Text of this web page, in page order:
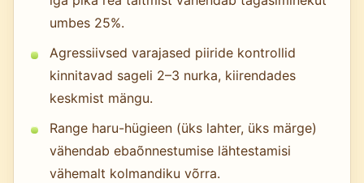
umbes 25%.
Agressiivsed varajased piiride kontrollid
kinnitavad sageli 2–3 nurka, kiirendades
keskmist mängu.
Range haru-hügieen (üks lahter, üks märge)
vähendab ebaõnnestumise lähtestamisi
vähemalt kolmandiku võrra.